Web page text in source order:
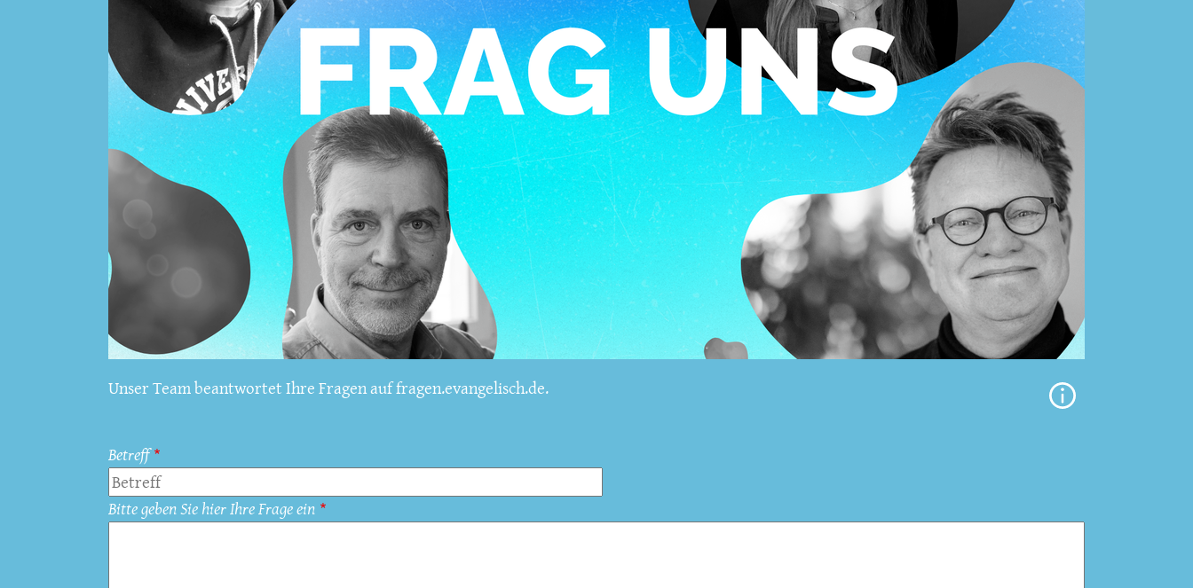
Unser Team beantwortet Ihre Fragen auf fragen.evangelisch.de.
Betreff
Bitte geben Sie hier Ihre Frage ein